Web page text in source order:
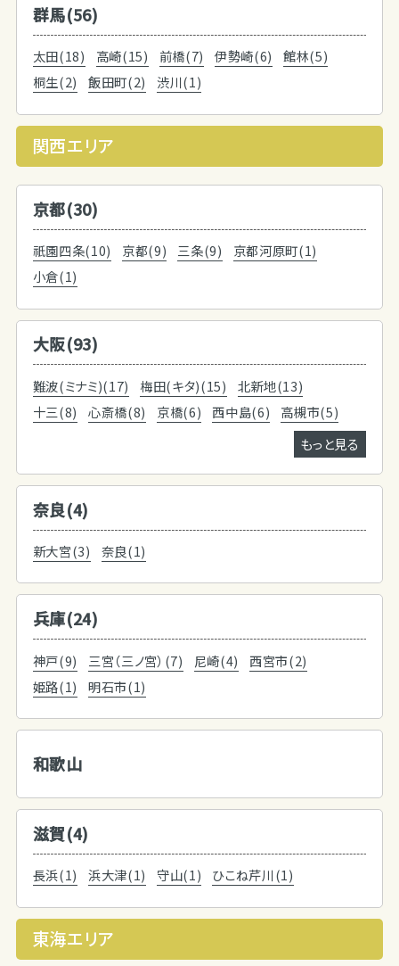
群馬(56)
太田(18) 高崎(15) 前橋(7) 伊勢崎(6)
館林(5)
桐生(2)
飯田町(2) 渋川(1)
関西エリア
京都(30)
祇園四条(10) 京都(9) 三条(9)
京都河原町(1)
小倉(1)
大阪(93)
難波(ミナミ)(17) 梅田(キタ)(15)
北新地(13)
十三(8)
心斎橋(8) 京橋(6) 西中島(6)
高槻市(5)
もっと見る
奈良(4)
新大宮(3) 奈良(1)
兵庫(24)
神戸(9) 三宮（三ノ宮）(7) 尼崎(4)
西宮市(2)
姫路(1)
明石市(1)
和歌山
滋賀(4)
長浜(1) 浜大津(1) 守山(1) ひこね芹川(1)
東海エリア